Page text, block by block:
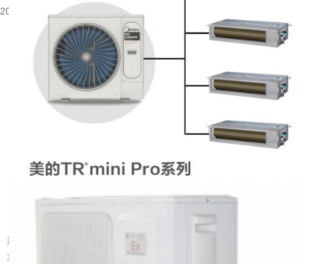
2026-08-06 08:53:52
武汉别墅装什么中央空调好
武汉属于夏热冬冷的地域，夏季闷热酷暑，梅雨季湿度居高不下，冬季又伴随湿
冷的体感。别墅户型大多层数多、房间数量多，还常会带有地下室、挑空客...